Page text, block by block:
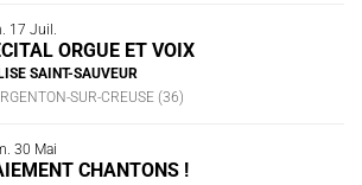
17 Juil.
ORGUE ET VOIX
SAINT-SAUVEUR
SUR-CREUSE (36)
30 Mai
CHANTONS !